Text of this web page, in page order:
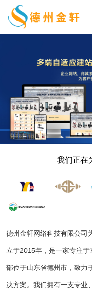
我们正在
德州金轩网络科技有限公司
立于2015年，是一家专注
部位于山东省德州市，致力
决方案。我们拥有一支专业